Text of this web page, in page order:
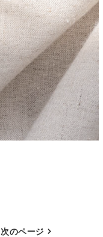
次のページ